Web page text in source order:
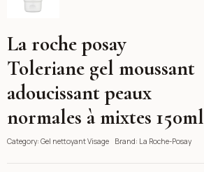
La roche posay
Toleriane gel moussant
adoucissant peaux
normales à mixtes 150ml
Category: Gel nettoyant Visage Brand: La Roche-Posay